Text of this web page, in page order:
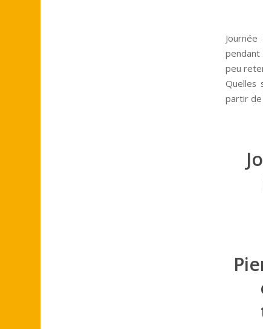
pendant
peu
Quelles
partir de